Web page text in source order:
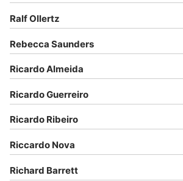
Ralf Ollertz
Rebecca Saunders
Ricardo Almeida
Ricardo Guerreiro
Ricardo Ribeiro
Riccardo Nova
Richard Barrett